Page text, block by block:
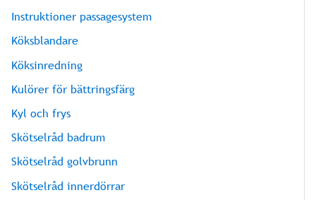
Instruktioner passagesystem
Köksblandare
Köksinredning
Kulörer för bättringsfärg
Kyl och frys
Skötselråd badrum
Skötselråd golvbrunn
Skötselråd innerdörrar